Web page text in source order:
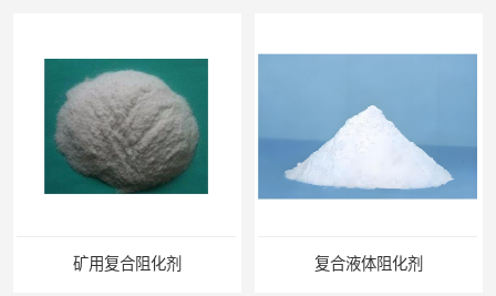
矿用复合阻化剂 复合液体阻化剂